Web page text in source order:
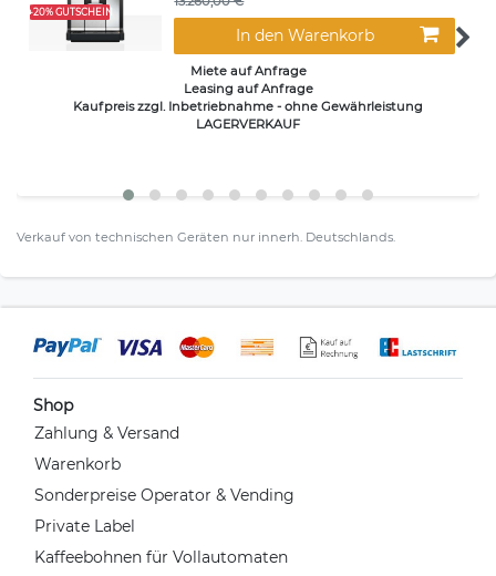
+20% GUTSCHEIN
In den Warenkorb
Miete auf Anfrage
Leasing auf Anfrage
Kaufpreis zzgl. Inbetriebnahme - ohne Gewährleistung
LAGERVERKAUF
Verkauf von technischen Geräten nur innerh. Deutschlands.
Shop
Zahlung & Versand
Warenkorb
Sonderpreise Operator & Vending
Private Label
Kaffeebohnen für Vollautomaten